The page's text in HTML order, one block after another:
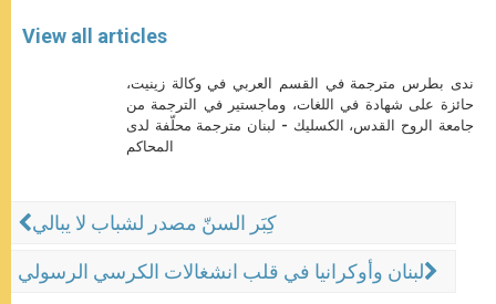
View all articles
ندى بطرس مترجمة في القسم العربي في وكالة زينيت،
حائزة على شهادة في اللغات، وماجستير في الترجمة من
جامعة الروح القدس، الكسليك - لبنان مترجمة محلّفة لدى
المحاكم
كِبَر السنّ مصدر لشباب لا يبالي
لبنان وأوكرانيا في قلب انشغالات الكرسي الرسولي